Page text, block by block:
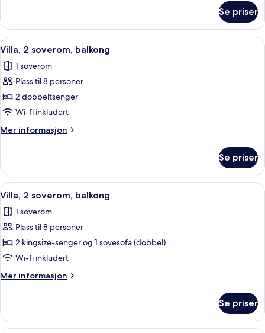
balkong
1
soverom,
ikke-
balkong
Se priser
Åpne
alle
bildene
av
Villa,
2
soverom,
balkong
Flatskjerm-TV, DVD-spiller,
11
Villa, 2 soverom, balkong
1 soverom
Plass til 8 personer
2 dobbeltsenger
Wi-fi inkludert
Mer informasjon
Mer
2
soverom,
balkong
Se priser
Åpne
alle
bildene
av
Villa,
2
soverom,
balkong
Flatskjerm-TV, DVD-spiller,
13
Villa, 2 soverom, balkong
1 soverom
Plass til 8 personer
2 kingsize-senger og 1 sovesofa (dobbel)
Wi-fi inkludert
Mer informasjon
Mer
2
soverom,
Se priser